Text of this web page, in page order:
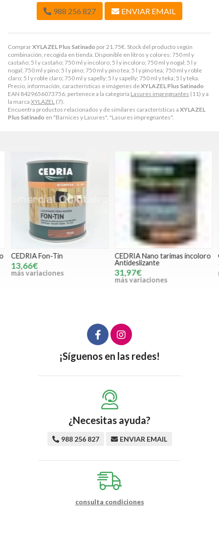
ComprarXYLAZEL Plus Satinado por21,75€. Stock del producto según
combinación, recogida en tienda. Disponible en litros y colores: 750 ml y
castaño; 5 l y castaño; 750 ml y incoloro; 5 l y incoloro; 750 ml y nogal; 5 l y
nogal; 750 ml y pino; 5 l y pino; 750 ml y pino tea; 5 l y pino tea; 750 ml y roble
claro; 5 l y roble claro; 750 ml y sapelly; 5 l y sapelly; 750 ml y teka; 5 l y teka.
Precio, información, características e imágenes deXYLAZEL Plus Satinado
EAN 8429656073756, pertenece a la categoría Lasures impregnantes (11) y a
la marca XYLAZEL (7).
Encuentra productos relacionados y de similares características a XYLAZEL
Plus Satinado en "Barnices y Lasures", "Lasures impregnantes".
988 256 827 ENVIAR EMAIL
CEDRIA Fon-Tin
13,66€
más variaciones
CEDRIA Nano tarimas incoloro
Antideslizante
31,97€
más variaciones
¡Síguenos en las redes!
¿Necesitas ayuda?
988 256 827 ENVIAR EMAIL
consulta condiciones